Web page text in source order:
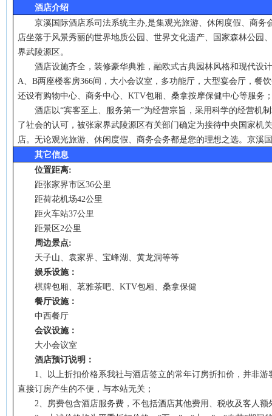
酒店介绍
京溪国际酒店系司法系统主办 ,是集观光旅游、休闲度假、商务
店坐落于风景秀丽的世界地质公园、世界文化遗产、国家森林公园
界武陵源区。
酒店设施齐全，装修豪华典雅，融欧式古典园林风格和现代设
A 、B两座楼客房366间，大小会议室，多功能厅，大型宴会厅，餐
还设有购物中心、商务中心、KTV包厢、桑拿按摩保健中心等服务
酒店以“宾客至上、服务第一”为经营宗旨，采用科学的经营机
了社会的认可，被张家界武陵源区有关部门确定为接待中央国家机
店。无论观光旅游、休闲度假、商务会务都是您的理想之选。京溪
其它信息
位置距离:
距张家界市区36公里
距荷花机场42公里
距火车站37公里
距景区2公里
周边景点:
天子山、袁家界、宝峰湖、黄龙洞等等
娱乐设施：
棋牌包厢、茗雅茶吧、KTV包厢、桑拿保健
餐厅设施：
中西餐厅
会议设施：
大小会议室
酒店预订说明：
1
、以上折扣价格系我社与酒店签立的常年订房折扣价，并非
直接订房产生的不便，与本站无关；
2 、房费包含酒店服务费，不包括酒店其他费用、税收及客人